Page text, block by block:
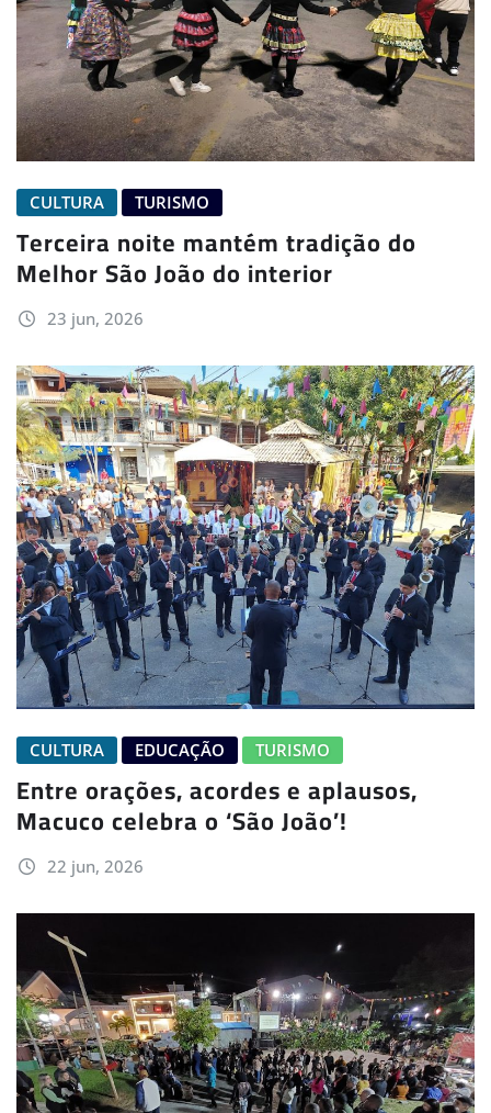
CULTURA TURISMO
Terceira noite mantém tradição do
Melhor São João do interior
23 jun, 2026
CULTURA EDUCAÇÃO TURISMO
Entre orações, acordes e aplausos,
Macuco celebra o ‘São João’!
22 jun, 2026